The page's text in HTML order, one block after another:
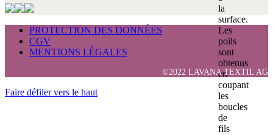
la
surface.
Les
poils
sont
obtenus
en
coupant
les
boucles
de
fils
PROTECTION DES DONNÉES
CGV
MENTIONS LÉGALES
©2022 LAVANA TEXTIL AG
Faire défiler vers le haut